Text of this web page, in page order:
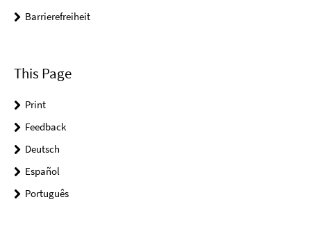
Barrierefreiheit
This Page
Print
Feedback
Deutsch
Español
Português